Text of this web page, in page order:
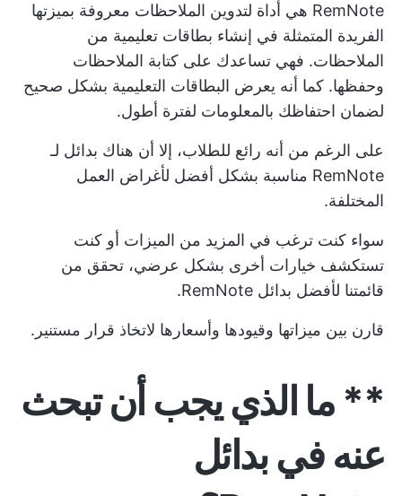
RemNote هي أداة لتدوين الملاحظات معروفة بميزتها
الفريدة المتمثلة في إنشاء بطاقات تعليمية من
الملاحظات. فهي تساعدك على كتابة الملاحظات
وحفظها. كما أنه يعرض البطاقات التعليمية بشكل صحيح
لضمان احتفاظك بالمعلومات لفترة أطول.
على الرغم من أنه رائع للطلاب، إلا أن هناك بدائل لـ
RemNote مناسبة بشكل أفضل لأغراض العمل
المختلفة.
سواء كنت ترغب في المزيد من الميزات أو كنت
تستكشف خيارات أخرى بشكل عرضي، تحقق من
قائمتنا لأفضل بدائل RemNote.
قارن بين ميزاتها وقيودها وأسعارها لاتخاذ قرار مستنير.
** ما الذي يجب أن تبحث
عنه في بدائل